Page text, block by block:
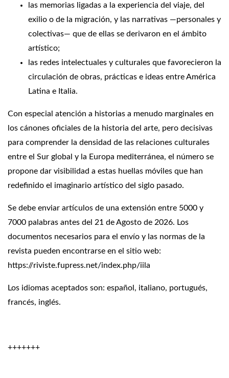
las memorias ligadas a la experiencia del viaje, del
exilio o de la migración, y las narrativas —personales y
colectivas— que de ellas se derivaron en el ámbito
artístico;
las redes intelectuales y culturales que favorecieron la
circulación de obras, prácticas e ideas entre América
Latina e Italia.
Con especial atención a historias a menudo marginales en
los cánones oficiales de la historia del arte, pero decisivas
para comprender la densidad de las relaciones culturales
entre el Sur global y la Europa mediterránea, el número se
propone dar visibilidad a estas huellas móviles que han
redefinido el imaginario artístico del siglo pasado.
Se debe enviar artículos de una extensión entre 5000 y
7000 palabras antes del 21 de Agosto de 2026. Los
documentos necesarios para el envío y las normas de la
revista pueden encontrarse en el sitio web:
https://riviste.fupress.net/index.php/iila
Los idiomas aceptados son: español, italiano, portugués,
francés, inglés.
+++++++